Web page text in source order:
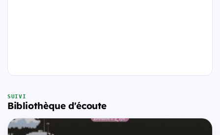
SUIVI
Bibliothèque d'écoute